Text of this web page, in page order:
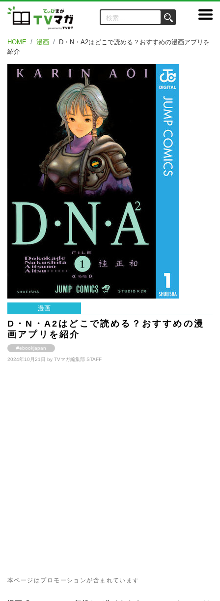
HOME 漫画
D・N・A2はどこで読める？おすすめの漫画アプリを
紹介
漫画
D・N・A2はどこで読める？おすすめの漫
画アプリを紹介
#ebookjapan
2024年10月21日 by TVマガ編集部 STAFF
本ページはプロモーションが含まれています